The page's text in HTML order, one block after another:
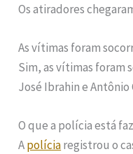
Os atiradores
As vítimas foram
Sim, as vítimas foram
José Ibrahin e Antônio
O que a polícia está
Apolíciaregistrou o